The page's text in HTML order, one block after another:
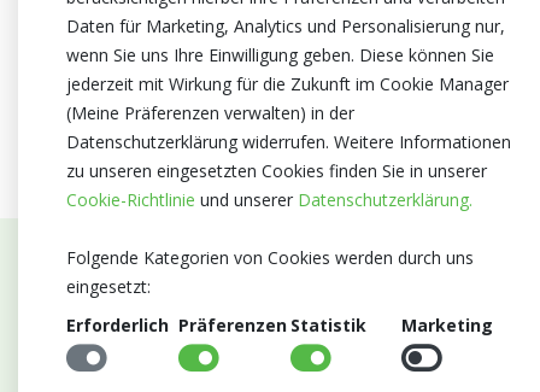
Abonnieren Sie unseren Newsletter
Bleiben Sie auf dem Laufenden mit Neuigkeiten und
Entwicklungen von Blumengroßhandel Heyl
Daten für Marketing, Analytics und Personalisierung nur,
wenn Sie uns Ihre Einwilligung geben. Diese können Sie
jederzeit mit Wirkung für die Zukunft im Cookie Manager
(Meine Präferenzen verwalten) in der
Datenschutzerklärung widerrufen. Weitere Informationen
zu unseren eingesetzten Cookies finden Sie in unserer
Cookie-Richtlinie und unserer Datenschutzerklärung.
Folgende Kategorien von Cookies werden durch uns
eingesetzt:
Erforderlich Präferenzen Statistik Marketing